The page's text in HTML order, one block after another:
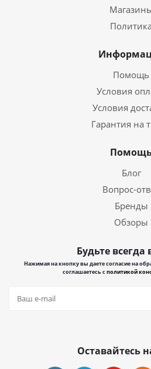
Политика
Помощь
Условия
Условия
Гарантия на
Блог
Вопрос-
Бренды
Обзоры
Будьте всегда
Нажимая на кнопку вы даете согласие на
соглашаетесь сполитикой
Оставайтесь